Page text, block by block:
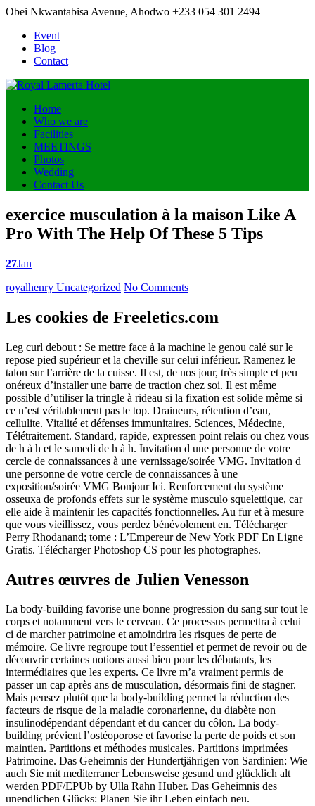
Obei Nkwantabisa Avenue, Ahodwo +233 054 301 2494
Event
Blog
Contact
Home
Who we are
Facilities
MEETINGS
Photos
Wedding
Contact Us
exercice musculation à la maison Like A
Pro With The Help Of These 5 Tips
27Jan
Posted
royalhenry Uncategorized No Comments
Les cookies de Freeletics.com
Leg curl debout : Se mettre face à la machine le genou calé sur le
repose pied supérieur et la cheville sur celui inférieur. Ramenez le
talon sur l’arrière de la cuisse. Il est, de nos jour, très simple et peu
onéreux d’installer une barre de traction chez soi. Il est même
possible d’utiliser la tringle à rideau si la fixation est solide même si
ce n’est véritablement pas le top. Draineurs, rétention d’eau,
cellulite. Vitalité et défenses immunitaires. Sciences, Médecine,
Télétraitement. Standard, rapide, expressen point relais ou chez vous
de h à h et le samedi de h à h. Invitation d une personne de votre
cercle de connaissances à une vernissage/soirée VMG. Invitation d
une personne de votre cercle de connaissances à une
exposition/soirée VMG Bonjour Ici. Renforcement du système
osseuxa de profonds effets sur le système musculo squelettique, car
elle aide à maintenir les capacités fonctionnelles. Au fur et à mesure
que vous vieillissez, vous perdez bénévolement en. Télécharger
Perry Rhodanand; tome : L’Empereur de New York PDF En Ligne
Gratis. Télécharger Photoshop CS pour les photographes.
Autres œuvres de Julien Venesson
La body-building favorise une bonne progression du sang sur tout le
corps et notamment vers le cerveau. Ce processus permettra à celui
ci de marcher patrimoine et amoindrira les risques de perte de
mémoire. Ce livre regroupe tout l’essentiel et permet de revoir ou de
découvrir certaines notions aussi bien pour les débutants, les
intermédiaires que les experts. Ce livre m’a vraiment permis de
passer un cap après ans de musculation, désormais fini de stagner.
Mais pensez plutôt que la body-building permet la réduction des
facteurs de risque de la maladie coronarienne, du diabète non
insulinodépendant dépendant et du cancer du côlon. La body-
building prévient l’ostéoporose et favorise la perte de poids et son
maintien. Partitions et méthodes musicales. Partitions imprimées
Patrimoine. Das Geheimnis der Hundertjährigen von Sardinien: Wie
auch Sie mit mediterraner Lebensweise gesund und glücklich alt
werden PDF/EPUb by Ulla Rahn Huber. Das Geheimnis des
unendlichen Glücks: Planen Sie ihr Leben einfach neu.